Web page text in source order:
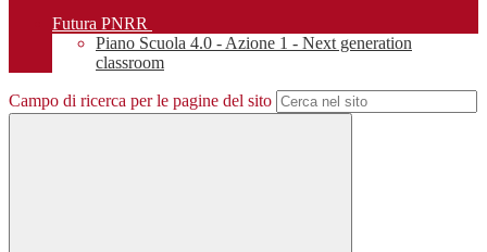
Futura PNRR
Piano Scuola 4.0 - Azione 1 - Next generation
classroom
Campo di ricerca per le pagine del sito